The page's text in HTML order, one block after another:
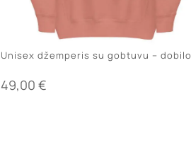
Unisex džemperis su gobtuvu – dobilo
49,00 €